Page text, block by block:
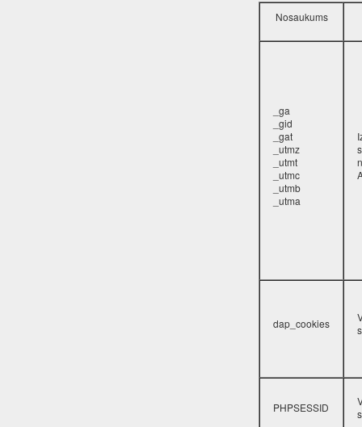
Nosaukums
_ga
_gid
_gat
_utmz
_utmt
_utmc
_utmb
_utma
dap_cookies
PHPSESSID